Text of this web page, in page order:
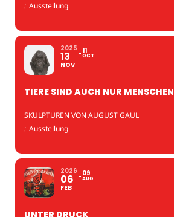
: Ausstellung
2025
13
NOV
11
OCT
TIERE SIND AUCH NUR MENSCHEN
SKULPTUREN VON AUGUST GAUL
: Ausstellung
2026
06
FEB
09
AUG